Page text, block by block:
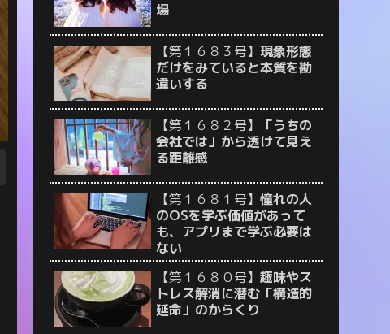
場
【第１６８３号】 現象形態
だけをみていると本質を勘
違いする
【第１６８２号】
「うちの
会社では」から透けて見え
る距離感
【第１６８１号】 憧れの人
のOSを学ぶ価値があって
も、アプリまで学ぶ必要は
ない
【第１６８０号】 趣味やス
トレス解消に潜む「構造的
延命」のからくり